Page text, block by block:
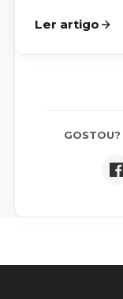
Ler artigo